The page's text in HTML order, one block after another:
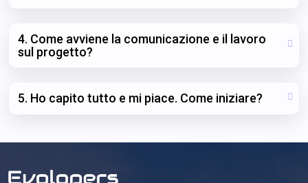
4. Come avviene la comunicazione e il lavoro
sul progetto?
5. Ho capito tutto e mi piace. Come iniziare?